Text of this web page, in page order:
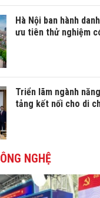
Hà Nội ban hành
ưu tiên thử nghiệm
Triển lãm ngành
tảng kết nối cho di
NGHỆ